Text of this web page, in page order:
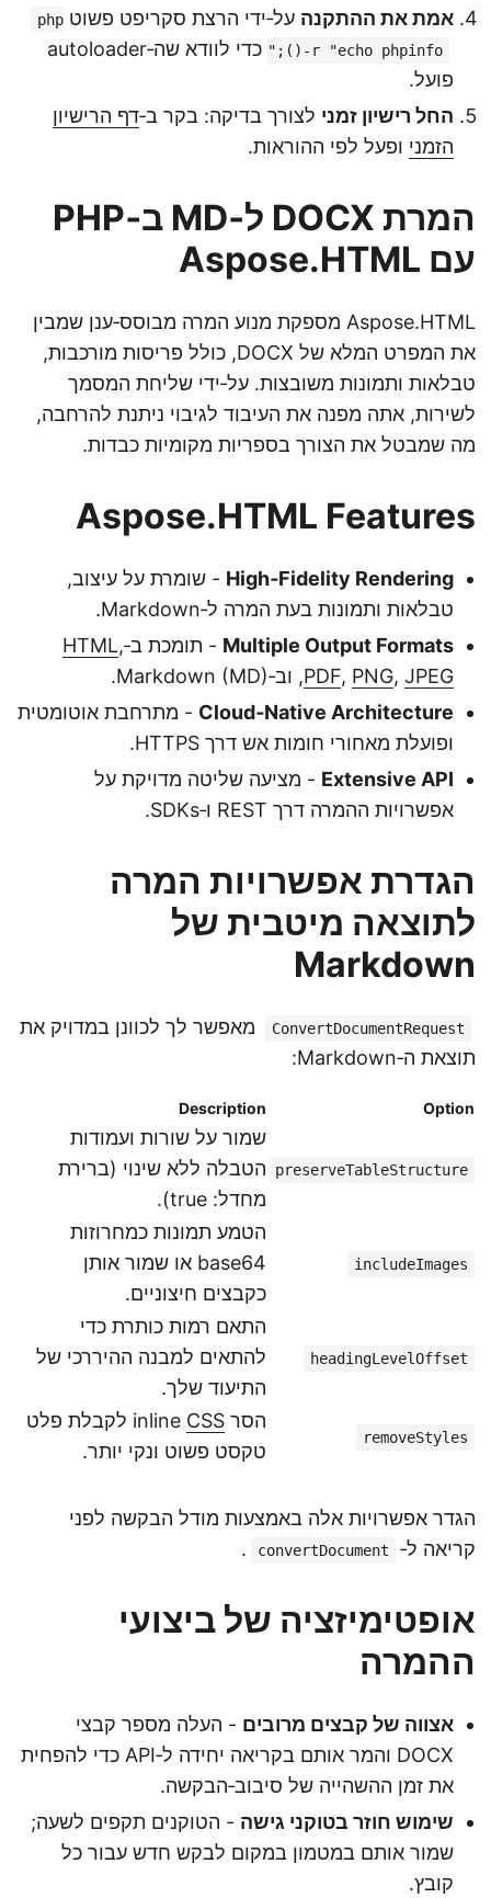
אמת את ההתקנהעל‑ידי הרצת סקריפט פשוטphp
-r "echo phpinfo();"
כדי לוודא שה‑autoloader
פועל.
החל רישיון זמנילצורך בדיקה: בקר ב‑דף הרישיון
הזמניופעל לפי ההוראות.
המרת DOCX ל‑MD ב‑PHP
עם Aspose.HTML
Aspose.HTML מספקת מנוע המרה מבוסס‑ענן שמבין
את המפרט המלא של DOCX, כולל פריסות מורכבות,
טבלאות ותמונות משובצות. על‑ידי שליחת המסמך
לשירות, אתה מפנה את העיבוד לגיבוי ניתנת להרחבה,
מה שמבטל את הצורך בספריות מקומיות כבדות.
Aspose.HTML Features
High‑Fidelity Rendering- שומרת על עיצוב,
טבלאות ותמונות בעת המרה ל‑Markdown.
Multiple Output Formats- תומכת ב‑ HTML,
PDF ,PNG ,JPEG
, וב‑Markdown (MD).
Cloud‑Native Architecture- מתרחבת אוטומטית
ופועלת מאחורי חומות אש דרך HTTPS.
Extensive API- מציעה שליטה מדויקת על
אפשרויות ההמרה דרך REST ו‑SDKs.
הגדרת אפשרויות המרה
לתוצאה מיטבית של
Markdown
ConvertDocumentRequest
מאפשר לך לכוונן במדויק את
תוצאת ה‑Markdown:
Option
Description
preserveTableStructure
שמור על שורות ועמודות
הטבלה ללא שינוי (ברירת
מחדל: true).
includeImages
הטמע תמונות כמחרוזות
base64 או שמור אותן
כקבצים חיצוניים.
headingLevelOffset
התאם רמות כותרת כדי
להתאים למבנה ההיררכי של
התיעוד שלך.
removeStyles
הסר inlineCSS
לקבלת פלט
טקסט פשוט ונקי יותר.
הגדר אפשרויות אלה באמצעות מודל הבקשה לפני
קריאה ל‑
convertDocument
אופטימיזציה של ביצועי
ההמרה
אצווה של קבצים מרובים- העלה מספר קבצי
DOCX והמר אותם בקריאה יחידה ל‑API כדי להפחית
את זמן ההשהייה של סיבוב‑הבקשה.
שימוש חוזר בטוקני גישה- הטוקנים תקפים לשעה;
שמור אותם במטמון במקום לבקש חדש עבור כל
קובץ.